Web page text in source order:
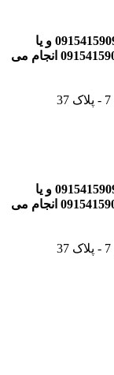
تا اطلاع ثانوی فروش از طریق ایتا با شماره 09154159098 و یا
تماس تلفنی با شماره های 05136022032 – 09154159098 انجام می
تا اطلاع ثانوی فروش از طریق ایتا با شماره 09154159098 و یا
تماس تلفنی با شماره های 05136022032 – 09154159098 انجام می